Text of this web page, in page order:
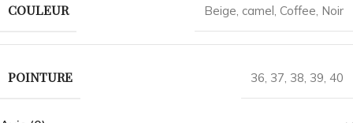
COULEUR Beige, camel, Coffee, Noir
POINTURE 36, 37, 38, 39, 40